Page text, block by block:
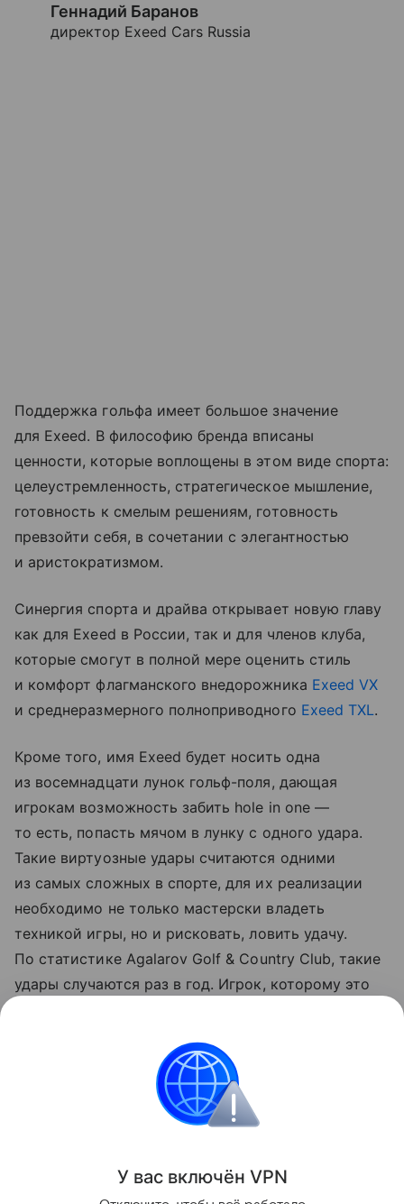
Геннадий Баранов
директор Exeed Cars Russia
Поддержка гольфа имеет большое значение
для Exeed. В философию бренда вписаны
ценности, которые воплощены в этом виде спорта:
целеустремленность, стратегическое мышление,
готовность к смелым решениям, готовность
превзойти себя, в сочетании с элегантностью
и аристократизмом.
Синергия спорта и драйва открывает новую главу
как для Exeed в России, так и для членов клуба,
которые смогут в полной мере оценить стиль
и комфорт флагманского внедорожника Exeed VX
и среднеразмерного полноприводного Exeed TXL.
Кроме того, имя Exeed будет носить одна
из восемнадцати лунок гольф-поля, дающая
игрокам возможность забить hole in one —
то есть, попасть мячом в лунку с одного удара.
Такие виртуозные удары считаются одними
из самых сложных в спорте, для их реализации
необходимо не только мастерски владеть
техникой игры, но и рисковать, ловить удачу.
По статистике Agalarov Golf & Country Club, такие
удары случаются раз в год. Игрок, которому это
станет длительный тест-драйв флагмана
модельной линейки — большого кроссовера
У вас включён VPN